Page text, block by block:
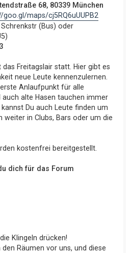
68, 80339 München
goo.gl/maps/cj5RQ6uUUPB2
(Bus) oder
Freitagslair statt. Hier gibt es
neue Leute kennenzulernen.
Anlaufpunkt für alle
auch alte Hasen tauchen immer
Du auch Leute finden um
weiter in Clubs, Bars oder um die
kostenfrei bereitgestellt.
dich für das Forum
Klingeln drücken!
den Räumen vor uns, und diese